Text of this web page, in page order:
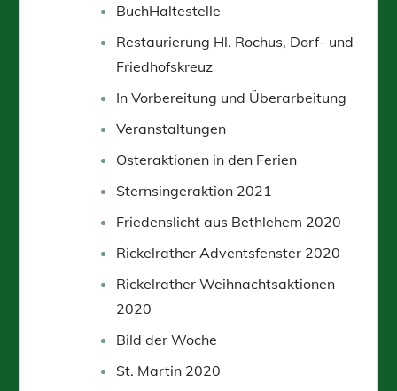
BuchHaltestelle
Restaurierung Hl. Rochus, Dorf- und
Friedhofskreuz
In Vorbereitung und Überarbeitung
Veranstaltungen
Osteraktionen in den Ferien
Sternsingeraktion 2021
Friedenslicht aus Bethlehem 2020
Rickelrather Adventsfenster 2020
Rickelrather Weihnachtsaktionen
2020
Bild der Woche
St. Martin 2020